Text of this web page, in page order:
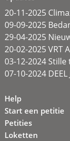
20-11-2025
09-09-2025
29-04-2025
20-02-2025 VRT
03-12-2024
07-10-2024 DEEL
Help
Start een petitie
Petities
Loketten